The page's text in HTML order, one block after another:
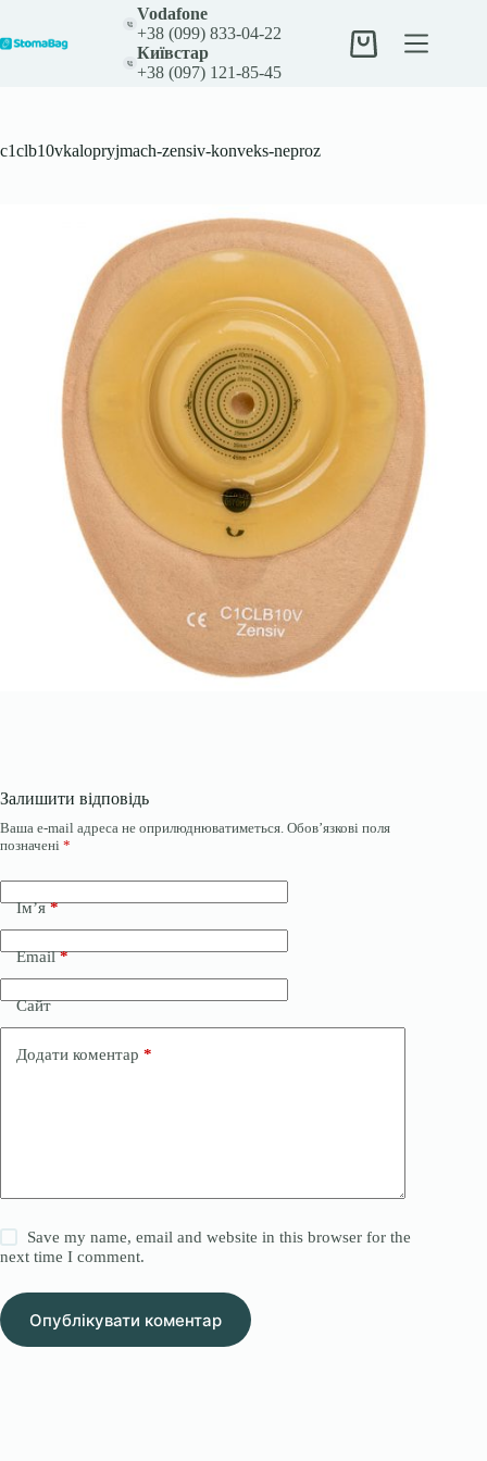
вмісту
Vodafone
+38 (099) 833-04-22
Київстар
+38 (097) 121-85-45
Кошик
c1clb10vkalopryjmach-zensiv-konveks-neproz
Залишити відповідь
Ваша e-mail адреса не оприлюднюватиметься. Обов’язкові поля
позначені *
Ім’я*
Email*
Сайт
Додати коментар *
Save my name, email and website in this browser for the
next time I comment.
Опублікувати коментар